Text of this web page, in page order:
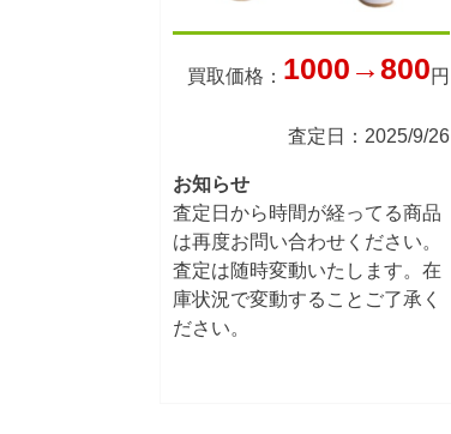
買取価格： 1000→800円
査定日：2025/9/26
お知らせ
査定日から時間が経ってる商品
は再度お問い合わせください。
査定は随時変動いたします。在
庫状況で変動することご了承く
ださい。